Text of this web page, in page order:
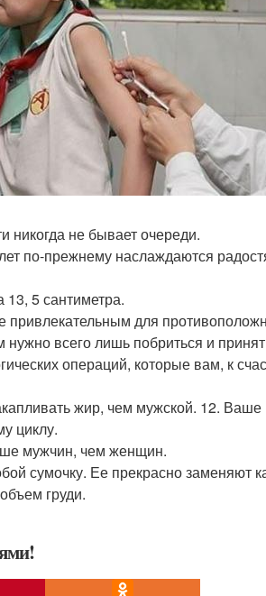
никогда не бывает очереди.
по-прежнему наслаждаются
5 сантиметра.
привлекательным для
нужно всего лишь побриться и
операций, которые вам, к
жир, чем мужской. 12. Ваше
циклу.
мужчин, чем женщин.
сумочку. Ее прекрасно
груди.